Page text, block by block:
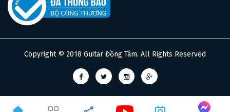
Copyright © 2018 Guitar Đồng Tâm. All Rights Reserved